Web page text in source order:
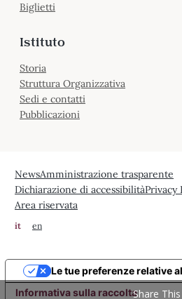
Biglietti
Istituto
Storia
Struttura Organizzativa
Sedi e contatti
Pubblicazioni
NewsAmministrazione trasparente
Dichiarazione di accessibilitàPrivacy
Area riservata
it en
Share This
Informativa sulla raccolta
Le tue preferenze relative